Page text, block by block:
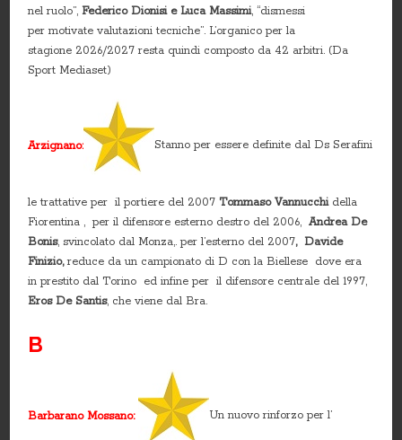
nel ruolo”,Federico Dionisi e Luca Massimi, “dismessi
per motivate valutazioni tecniche”. L’organico per la
stagione 2026/2027 resta quindi composto da 42 arbitri. (Da
Sport Mediaset)
Arzignano: Stanno per essere definite dal Ds Serafini
le trattative per il portiere del 2007 Tommaso Vannucchidella
Fiorentina , per il difensore esterno destro del 2006,Andrea De
Bonis, svincolato dal Monza,. per l’esterno del 2007, Davide
Finizio,reduce da un campionato di D con la Biellese dove era
in prestito dal Torino ed infine per il difensore centrale del 1997,
Eros De Santis, che viene dal Bra.
B
Barbarano Mossano: Un nuovo rinforzo per l’